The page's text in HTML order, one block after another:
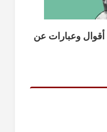
أقوال وعبارات عن